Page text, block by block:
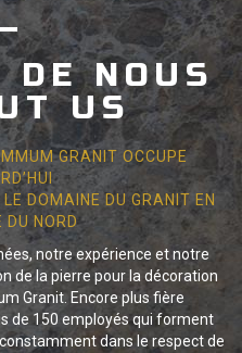
DE NOUS
US
GRANIT OCCUPE
DOMAINE DU GRANIT EN
DU NORD
notre expérience et notre
de la pierre pour la décoration
Granit. Encore plus fière
de 150 employés qui forment
dans le respect de